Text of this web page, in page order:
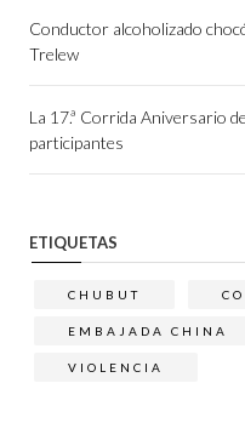
Conductor alcoholizado
Trelew
La 17.ª Corrida Aniversario
participantes
ETIQUETAS
CHUBUT
EMBAJADA CHINA
VIOLENCIA